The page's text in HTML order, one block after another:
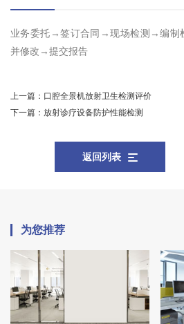
业务委托→签订合同→现场检测→编制
并修改→提交报告
上一篇： 口腔全景机放射卫生检测评价
下一篇： 放射诊疗设备防护性能检测
返回列表
为您推荐